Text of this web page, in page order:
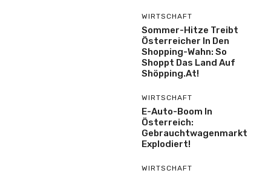
WIRTSCHAFT
Sommer-Hitze Treibt
Österreicher In Den
Shopping-Wahn: So
Shoppt Das Land Auf
Shöpping.at!
WIRTSCHAFT
E-Auto-Boom In
Österreich:
Gebrauchtwagenmarkt
Explodiert!
WIRTSCHAFT